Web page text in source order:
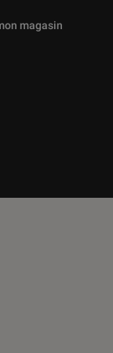
proposées
magasin